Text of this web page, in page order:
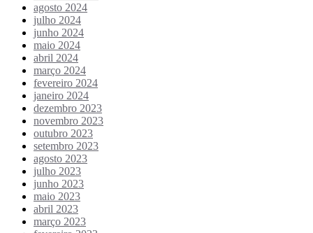
agosto 2024
julho 2024
junho 2024
maio 2024
abril 2024
março 2024
fevereiro 2024
janeiro 2024
dezembro 2023
novembro 2023
outubro 2023
setembro 2023
agosto 2023
julho 2023
junho 2023
maio 2023
abril 2023
março 2023